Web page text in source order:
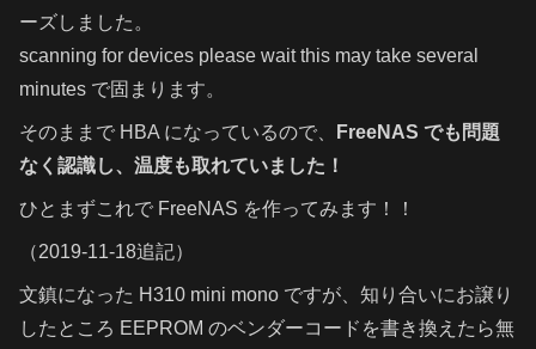
ーズしました。
scanning for devices please wait this may take several
minutes で固まります。
そのままで HBA になっているので、
FreeNAS でも問題
なく認識し、温度も取れていました！
ひとまずこれで FreeNAS を作ってみます！！
（2019-11-18追記）
文鎮になった H310 mini mono ですが、知り合いにお譲り
したところ EEPROM のベンダーコードを書き換えたら無